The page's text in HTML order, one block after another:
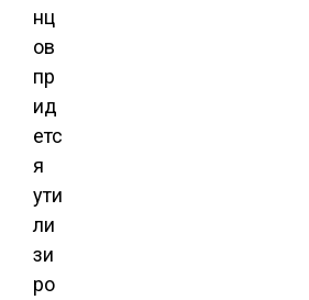
нц
ов
пр
ид
етс
я
ути
ли
зи
ро